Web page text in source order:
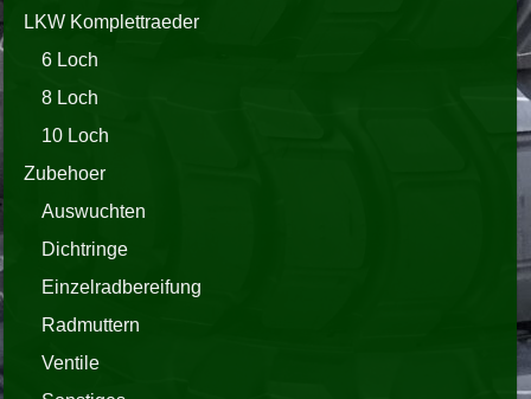
LKW Komplettraeder
6 Loch
8 Loch
10 Loch
Zubehoer
Auswuchten
Dichtringe
Einzelradbereifung
Radmuttern
Ventile